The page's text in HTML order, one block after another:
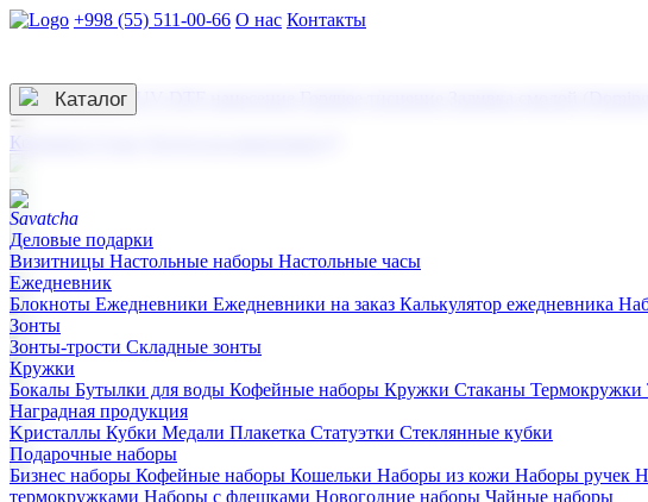
+998 (55) 511-00-66 О нас Контакты
3D гравировка
☰
Контакты
Каталог
Деловые подарки
Визитницы Настольные наборы Настольные часы
Ежедневник
Блокноты Ежедневники Ежедневники на заказ Калькулятор ежедневника
Зонты
Зонты-трости Складные зонты
Кружки
Бокалы Бутылки для воды Кофейные наборы Кружки Стаканы Термокружки
Наградная продукция
Kристаллы Кубки Медали Плакетка Статуэтки Стеклянные кубки
Подарочные наборы
Бизнес наборы Кофейные наборы Кошельки Наборы из кожи Наборы ручек
термокружками Наборы с флешками Новогодние наборы Чайные наборы